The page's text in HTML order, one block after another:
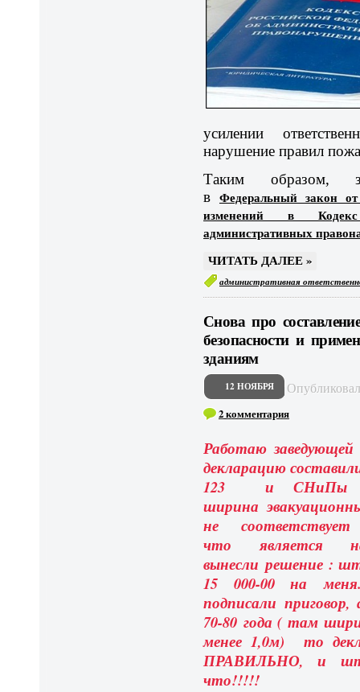
усилении
нарушение правил
Таким образом,
в Федеральный закон
изменений в
административных
ЧИТАТЬ ДАЛЕЕ »
административная
Снова про
безопасности и
зданиям
12 НОЯБРЯ
2 комментария
Работаю заведующей
декларацию
123 и СНиПы 97
ширина
не
что является
вынесли решение :
15 000-00 на
подписали
70-80 года ( там
менее 1,0м) то
ПРАВИЛЬНО, и
что!!!!!